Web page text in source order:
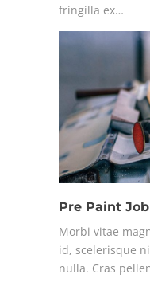
fringilla ex…
Pre Paint Job
Morbi vitae
id, scelerisque
nulla. Cras